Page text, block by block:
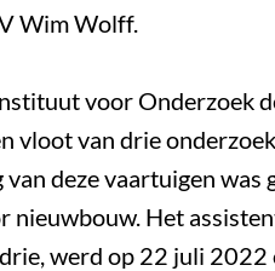
Wim Wolff.
voor Onderzoek
vloot van drie
deze vaartuigen
nieuwbouw. Het
werd op 22 juli